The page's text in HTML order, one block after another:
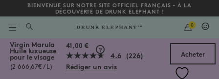
BIENVENUE SUR NOTRE SITE OFFICIEL FRANÇAIS - À LA
DÉCOUVERTE DE DRUNK ELEPHANT !
SAISIR
MOT
CLÉ
OU
UN
NUMÉRO
0
Bas de la page
/fr/fr/collections/on-the-go-minis/virgin-marula-huile-luxueuse-
Virgin Marula
Huile luxueuse
pour le visage
(2 666,67€ / L)
41,00 €
4.6 Lire
(226)
Rédiger un avis
Acheter